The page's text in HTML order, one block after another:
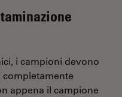
i campioni devono
appena il campione